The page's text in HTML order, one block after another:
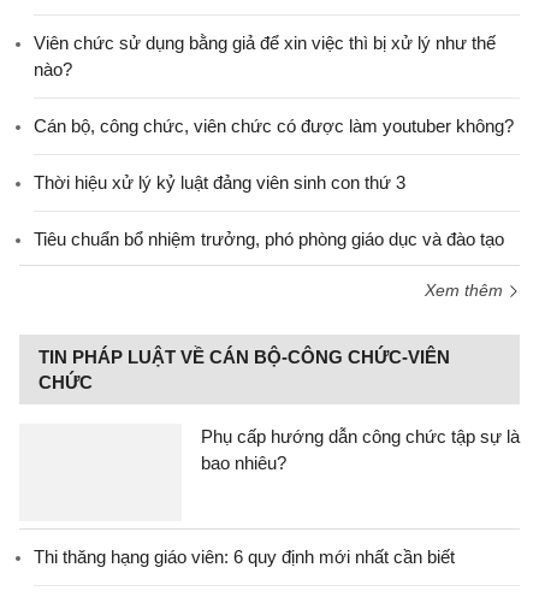
Viên chức sử dụng bằng giả để xin việc thì bị xử lý như thế
nào?
Cán bộ, công chức, viên chức có được làm youtuber không?
Thời hiệu xử lý kỷ luật đảng viên sinh con thứ 3
Tiêu chuẩn bổ nhiệm trưởng, phó phòng giáo dục và đào tạo
Xem thêm
TIN PHÁP LUẬT VỀ CÁN BỘ-CÔNG CHỨC-VIÊN
CHỨC
Phụ cấp hướng dẫn công chức tập sự là
bao nhiêu?
Thi thăng hạng giáo viên: 6 quy định mới nhất cần biết